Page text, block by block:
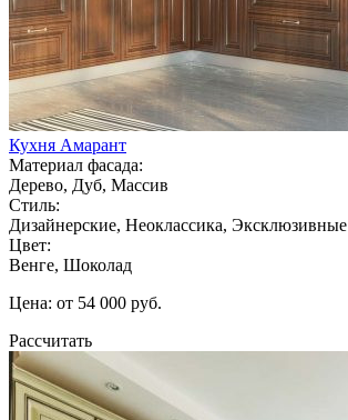
Кухня Амарант
Материал фасада:
Дерево, Дуб, Массив
Стиль:
Дизайнерские, Неоклассика, Эксклюзивные
Цвет:
Венге, Шоколад
Цена: от 54 000 руб.
Рассчитать